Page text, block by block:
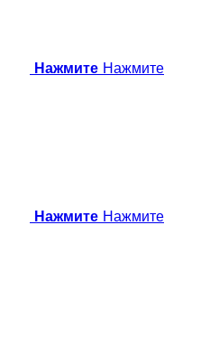
Нажмите Нажмите
Нажмите Нажмите